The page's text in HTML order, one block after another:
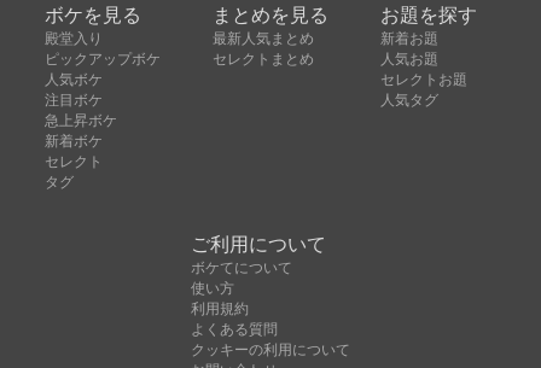
ボケを見る
殿堂入り
ピックアップボケ
人気ボケ
注目ボケ
急上昇ボケ
新着ボケ
セレクト
タグ
まとめを見る
最新人気まとめ
セレクトまとめ
お題を探す
新着お題
人気お題
セレクトお題
人気タグ
ご利用について
ボケてについて
使い方
利用規約
よくある質問
クッキーの利用について